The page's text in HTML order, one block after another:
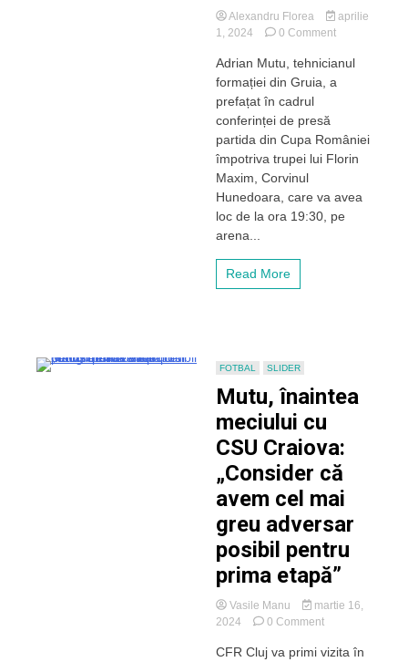
Alexandru Florea
aprilie
1, 2024
0 Commenton
Mutu
e
victoria
la
Vom
alinia
pentru
asigura
că
facem
tot
posibilul
să
victoria.”
Adrian Mutu, tehnicianul
formației din Gruia, a
prefațat în cadrul
conferinței de presă
partida din Cupa României
împotriva trupei lui Florin
Maxim, Corvinul
Hunedoara, care va avea
loc de la ora 19:30, pe
arena...
Read More
FOTBAL SLIDER
Mutu, înaintea
meciului cu
CSU Craiova:
„Consider că
avem cel mai
greu adversar
posibil pentru
prima etapă”
Vasile Manu
martie 16,
2024
0 Commenton
înaintea
CFR Cluj va primi vizita în